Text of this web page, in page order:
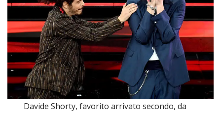
Davide Shorty, favorito arrivato secondo, da